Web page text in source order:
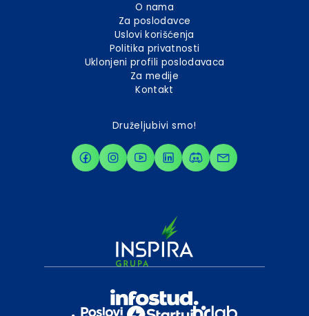
O nama
Za poslodavce
Uslovi korišćenja
Politika privatnosti
Uklonjeni profili poslodavaca
Za medije
Kontakt
Druželjubivi smo!